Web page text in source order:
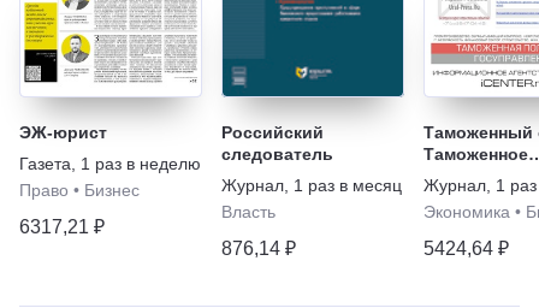
ЭЖ-юрист
Газета
1 раз в неделю
Право • Бизнес
6317,21 ₽
Российский
следователь
Журнал 1 раз в месяц
Власть
876,14 ₽
Таможенный
Таможенное
Журнал 1
Экономика •
5424,64 ₽